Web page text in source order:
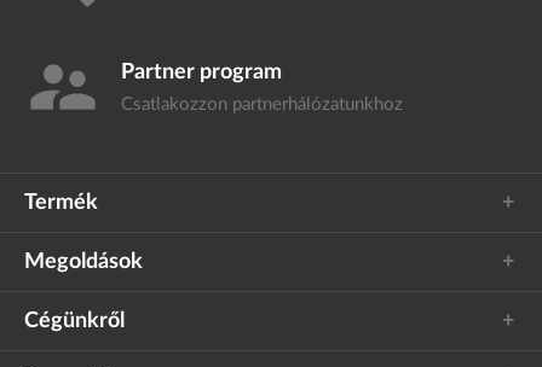
supervisor_account Partner program
Csatlakozzon partnerhálózatunkhoz
Termék
Megoldások
Cégünkről